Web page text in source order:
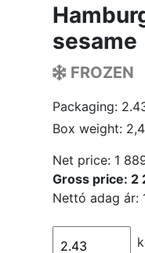
sesame
FROZEN
Packaging:
Box weight:
Net price: 1
Gross price: 2
Nettó adag ár: